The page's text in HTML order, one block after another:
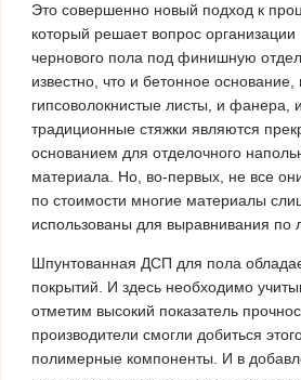
Это совершенно новый подход к
который решает вопрос организации
чернового пола под финишную
известно, что и бетонное основание,
гипсоволокнистые листы, и фанера, и
традиционные стяжки являются
основанием для отделочного
материала. Но, во-первых, не все
по стоимости многие материалы
использованы для выравнивания по
Шпунтованная ДСП для пола
покрытий. И здесь необходимо
отметим высокий показатель
производители смогли добиться
полимерные компоненты. И в